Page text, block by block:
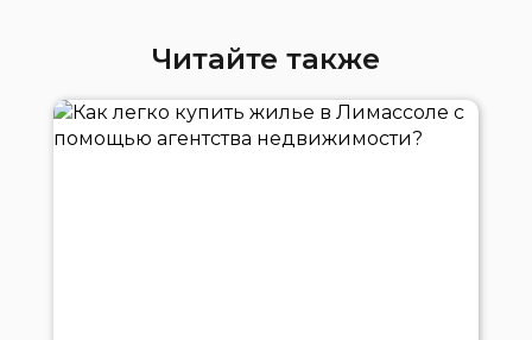
Читайте также